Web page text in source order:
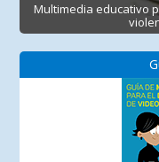
Multimedia educativo